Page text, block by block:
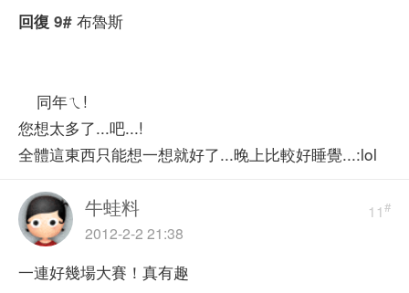
回復 9# 布魯斯
同年ㄟ!
您想太多了...吧...!
全體這東西只能想一想就好了...晚上比較好睡覺...:lol
11#
牛蛙料
2012-2-2 21:38
一連好幾場大賽！真有趣